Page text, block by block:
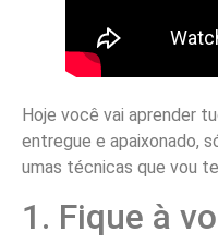
Hoje você vai aprender
entregue e apaixonado,
umas técnicas que vou
1. Fique à